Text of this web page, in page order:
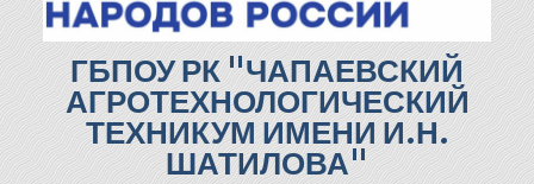
ГБПОУ РК "ЧАПАЕВСКИЙ
АГРОТЕХНОЛОГИЧЕСКИЙ
ТЕХНИКУМ ИМЕНИ И.Н.
ШАТИЛОВА"